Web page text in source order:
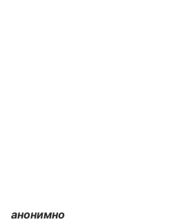
анонимно